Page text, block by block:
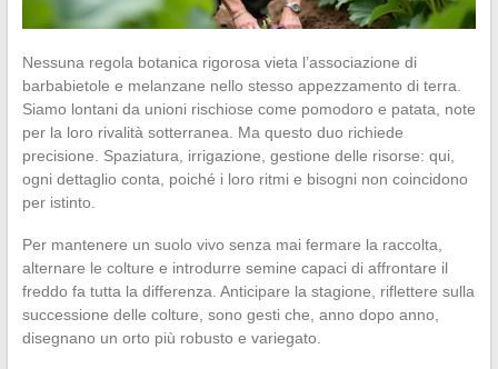
Nessuna regola botanica rigorosa vieta l’associazione di
barbabietole e melanzane nello stesso appezzamento di terra.
Siamo lontani da unioni rischiose come pomodoro e patata, note
per la loro rivalità sotterranea. Ma questo duo richiede
precisione. Spaziatura, irrigazione, gestione delle risorse: qui,
ogni dettaglio conta, poiché i loro ritmi e bisogni non coincidono
per istinto.
Per mantenere un suolo vivo senza mai fermare la raccolta,
alternare le colture e introdurre semine capaci di affrontare il
freddo fa tutta la differenza. Anticipare la stagione, riflettere sulla
successione delle colture, sono gesti che, anno dopo anno,
disegnano un orto più robusto e variegato.